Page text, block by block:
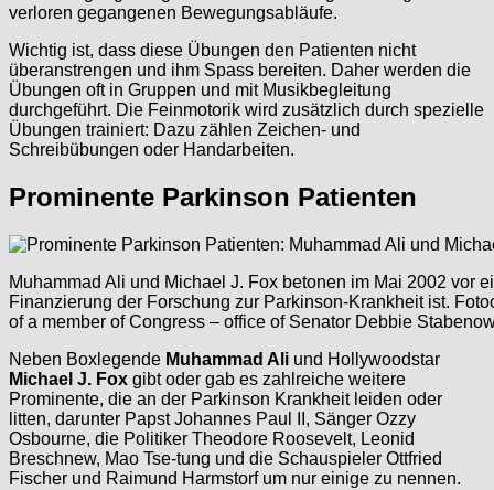
verloren gegangenen Bewegungsabläufe.
Wichtig ist, dass diese Übungen den Patienten nicht
überanstrengen und ihm Spass bereiten. Daher werden die
Übungen oft in Gruppen und mit Musikbegleitung
durchgeführt. Die Feinmotorik wird zusätzlich durch spezielle
Übungen trainiert: Dazu zählen Zeichen- und
Schreibübungen oder Handarbeiten.
Prominente Parkinson Patienten
Muhammad Ali und Michael J. Fox betonen im Mai 2002 vor
Finanzierung der Forschung zur Parkinson-Krankheit ist.
of a member of Congress – office of Senator Debbie
Neben Boxlegende Muhammad Ali und Hollywoodstar
Michael J. Fox gibt oder gab es zahlreiche weitere
Prominente, die an der Parkinson Krankheit leiden oder
litten, darunter Papst Johannes Paul II, Sänger Ozzy
Osbourne, die Politiker Theodore Roosevelt, Leonid
Breschnew, Mao Tse-tung und die Schauspieler Ottfried
Fischer und Raimund Harmstorf um nur einige zu nennen.